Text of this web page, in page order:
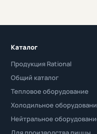
Каталог
Продукция Rational
Общий каталог
Тепловое оборудование
Холодильное
Нейтральное